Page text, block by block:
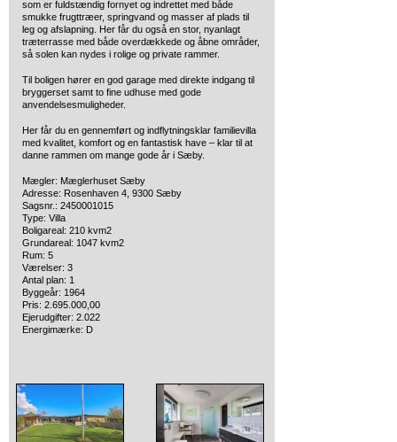
som er fuldstændig fornyet og indrettet med både
smukke frugttræer, springvand og masser af plads til
leg og afslapning. Her får du også en stor, nyanlagt
træterrasse med både overdækkede og åbne områder,
så solen kan nydes i rolige og private rammer.
Til boligen hører en god garage med direkte indgang til
bryggerset samt to fine udhuse med gode
anvendelsesmuligheder.
Her får du en gennemført og indflytningsklar familievilla
med kvalitet, komfort og en fantastisk have – klar til at
danne rammen om mange gode år i Sæby.
Mægler: Mæglerhuset Sæby
Adresse: Rosenhaven 4, 9300 Sæby
Sagsnr.: 2450001015
Type: Villa
Boligareal: 210 kvm2
Grundareal: 1047 kvm2
Rum: 5
Værelser: 3
Antal plan: 1
Byggeår: 1964
Pris: 2.695.000,00
Ejerudgifter: 2.022
Energimærke: D